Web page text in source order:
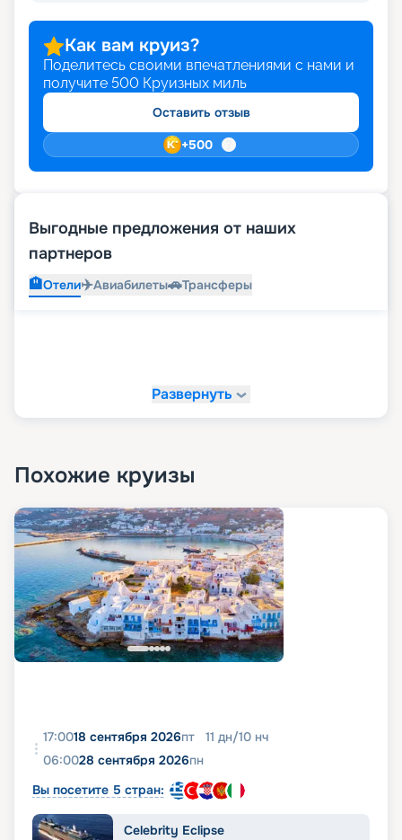
Как вам круиз?
Поделитесь своими впечатлениями с нами и
получите 500 Круизных миль
Оставить отзыв
+500
Выгодные предложения от наших
партнеров
🏨Отели✈️Авиабилеты🚗Трансферы
Развернуть
Похожие круизы
17:0018 сентября 2026пт 11 дн/10 нч
06:0028 сентября 2026пн
Вы посетите 5 стран:
Celebrity Eclipse